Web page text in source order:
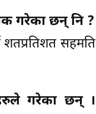
गरेका छन् नि ?
शतप्रतिशत सहमति
गरेका छन् ।